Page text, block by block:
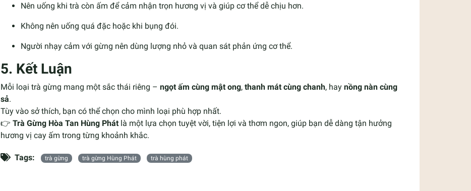
Nên uống khi trà còn ấm để cảm nhận trọn hương vị và giúp cơ thể dễ chịu hơn.
Không nên uống quá đặc hoặc khi bụng đói.
Người nhạy cảm với gừng nên dùng lượng nhỏ và quan sát phản ứng cơ thể.
5. Kết Luận
Mỗi loại trà gừng mang một sắc thái riêng – ngọt ấm cùng mật ong, thanh mát cùng chanh, hay nồng nàn cùng
sả.
Tùy vào sở thích, bạn có thể chọn cho mình loại phù hợp nhất.
👉 Trà Gừng Hòa Tan Hùng Phát là một lựa chọn tuyệt vời, tiện lợi và thơm ngon, giúp bạn dễ dàng tận hưởng
hương vị cay ấm trong từng khoảnh khắc.
Tags: trà gừng trà gừng Hùng Phát trà hùng phát